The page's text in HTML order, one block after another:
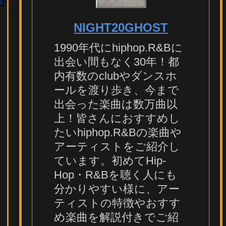
NIGHT20GHOST
1990年代にhiphop.R&Bに
出会い間もなく30年！都
内有数のclubやダンスホ
ールを渡り歩き、今まで
出会った楽曲は数万曲以
上！皆さんにおすすめし
たいhiphop.R&Bの楽曲や
アーティストをご紹介し
ています。初めてHip-
Hop・R&Bを聴く人にも
分かりやすい様に、アー
ティストの特徴やおすす
め楽曲を解説付きでご紹